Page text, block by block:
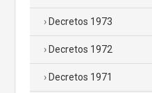
Decretos 1973
Decretos 1972
Decretos 1971